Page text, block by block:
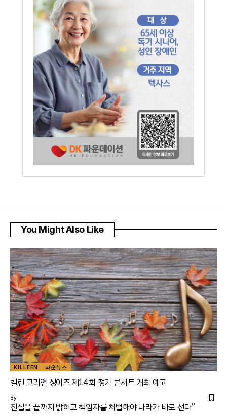
You Might Also Like
KILLEEN 타운뉴스
킬린 코리언 싱어즈 제14회 정기 콘서트 개최 예고
By
진실을 끝까지 밝히고 책임자를 처벌해야 나라가 바로 선다”